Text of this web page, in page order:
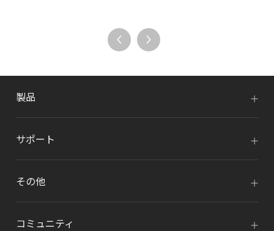
製品
サポート
その他
コミュニティ